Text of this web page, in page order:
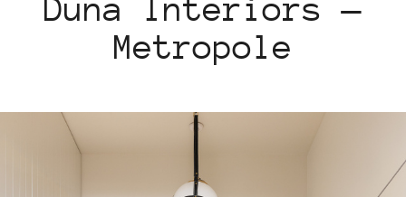
Duna Interiors —
Metropole